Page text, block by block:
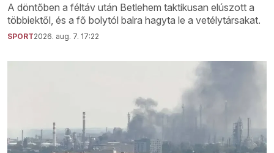
A döntőben a féltáv után Betlehem taktikusan elúszott a
többiektől, és a fő bolytól balra hagyta le a vetélytársakat.
SPORT2026. aug. 7. 17:22